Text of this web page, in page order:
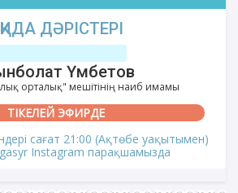
ДӘРІСТЕРІ
Үмбетов
орталық" мешітінің наиб имамы
ТІКЕЛЕЙ ЭФИРДЕ
сағат 21:00 (Ақтөбе уақытымен)
Instagram парақшамызда